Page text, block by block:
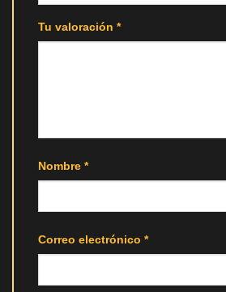
Tu valoración *
Nombre *
Correo electrónico *